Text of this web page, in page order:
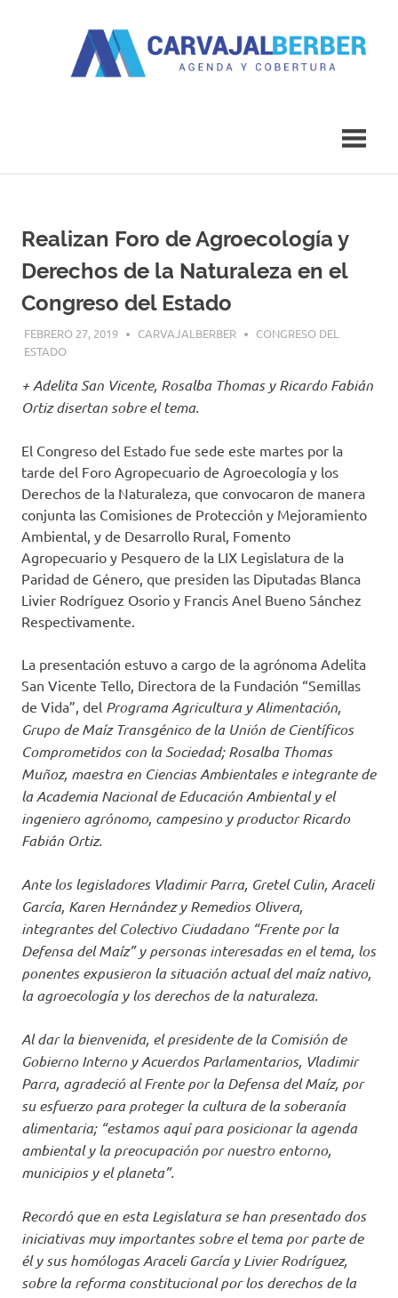
Realizan Foro de Agroecología y
Derechos de la Naturaleza en el
Congreso del Estado
FEBRERO 27, 2019 CARVAJALBERBER
CONGRESO DEL
ESTADO
+ Adelita San Vicente, Rosalba Thomas y Ricardo Fabián
Ortiz disertan sobre el tema.
El Congreso del Estado fue sede este martes por la
tarde del Foro Agropecuario de Agroecología y los
Derechos de la Naturaleza, que convocaron de manera
conjunta las Comisiones de Protección y Mejoramiento
Ambiental, y de Desarrollo Rural, Fomento
Agropecuario y Pesquero de la LIX Legislatura de la
Paridad de Género, que presiden las Diputadas Blanca
Livier Rodríguez Osorio y Francis Anel Bueno Sánchez
Respectivamente.
La presentación estuvo a cargo de la agrónoma Adelita
San Vicente Tello, Directora de la Fundación “Semillas
de Vida”, del Programa Agricultura y Alimentación,
Grupo de Maíz Transgénico de la Unión de Científicos
Comprometidos con la Sociedad; Rosalba Thomas
Muñoz, maestra en Ciencias Ambientales e integrante de
la Academia Nacional de Educación Ambiental y el
ingeniero agrónomo, campesino y productor Ricardo
Fabián Ortiz.
Ante los legisladores Vladimir Parra, Gretel Culin, Araceli
García, Karen Hernández y Remedios Olivera,
integrantes del Colectivo Ciudadano “Frente por la
Defensa del Maíz” y personas interesadas en el tema, los
ponentes expusieron la situación actual del maíz nativo,
la agroecología y los derechos de la naturaleza.
Al dar la bienvenida, el presidente de la Comisión de
Gobierno Interno y Acuerdos Parlamentarios, Vladimir
Parra, agradeció al Frente por la Defensa del Maíz, por
su esfuerzo para proteger la cultura de la soberanía
alimentaria; “estamos aquí para posicionar la agenda
ambiental y la preocupación por nuestro entorno,
municipios y el planeta”.
Recordó que en esta Legislatura se han presentado dos
iniciativas muy importantes sobre el tema por parte de
él y sus homólogas Araceli García y Livier Rodríguez,
sobre la reforma constitucional por los derechos de la